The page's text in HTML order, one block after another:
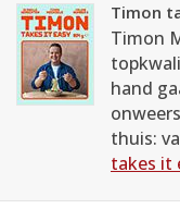
Timon
Timon
hand
thuis:
takes it